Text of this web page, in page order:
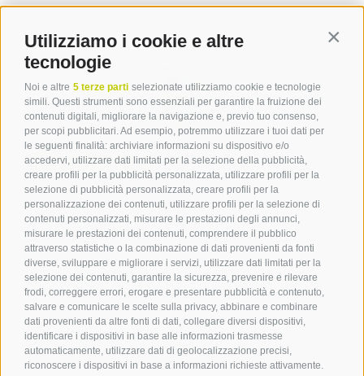
Utilizziamo i cookie e altre
tecnologie
Noi e altre 5 terze parti selezionate utilizziamo cookie e tecnologie
simili. Questi strumenti sono essenziali per garantire la fruizione dei
contenuti digitali, migliorare la navigazione e, previo tuo consenso,
per scopi pubblicitari. Ad esempio, potremmo utilizzare i tuoi dati per
le seguenti finalità: archiviare informazioni su dispositivo e/o
accedervi, utilizzare dati limitati per la selezione della pubblicità,
creare profili per la pubblicità personalizzata, utilizzare profili per la
selezione di pubblicità personalizzata, creare profili per la
personalizzazione dei contenuti, utilizzare profili per la selezione di
contenuti personalizzati, misurare le prestazioni degli annunci,
misurare le prestazioni dei contenuti, comprendere il pubblico
attraverso statistiche o la combinazione di dati provenienti da fonti
diverse, sviluppare e migliorare i servizi, utilizzare dati limitati per la
selezione dei contenuti, garantire la sicurezza, prevenire e rilevare
frodi, correggere errori, erogare e presentare pubblicità e contenuto,
salvare e comunicare le scelte sulla privacy, abbinare e combinare
dati provenienti da altre fonti di dati, collegare diversi dispositivi,
identificare i dispositivi in base alle informazioni trasmesse
automaticamente, utilizzare dati di geolocalizzazione precisi,
riconoscere i dispositivi in base a informazioni richieste attivamente.
Contatto
Associazione Turistica
Terlano
P.zza Dott. Weiser 2
39018 Terlano BZ
Tel. 0471 257 165
info@terlan.info